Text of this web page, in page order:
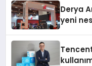
Derya
yeni